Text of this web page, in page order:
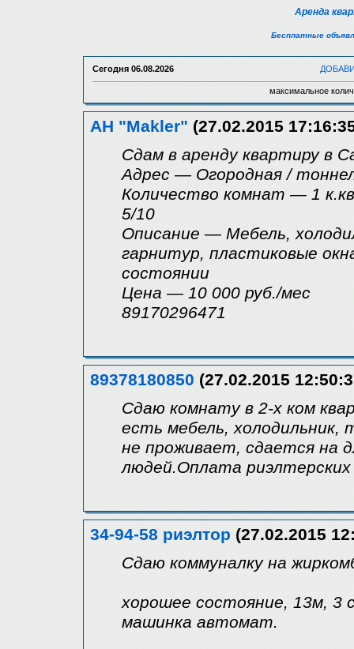
Аренда
Бесплатные
Сегодня 06.08.2026
максимальное
АН "Makler" (27.02.2015
Сдам в аренду квартиру в
Адрес — Огородная /
Количество комнат — 1
5/10
Описание — Мебель,
гарнитур, пластиковые
состоянии
Цена — 10 000 руб./мес
89170296471
89378180850 (27.02.2015
Сдаю комнату в 2-х ком
есть мебель, холодильник,
не проживает, сдается на
людей.Оплата
34-94-58 риэлтор (27.02.2015
Сдаю коммуналку на
хорошее состояние, 13м, 3
машинка автомат.